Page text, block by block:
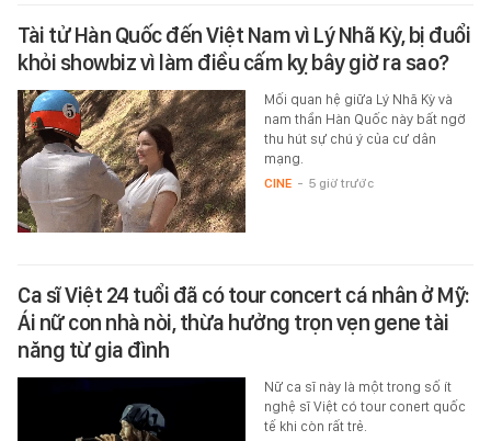
Tài tử Hàn Quốc đến Việt Nam vì Lý Nhã Kỳ, bị đuổi
khỏi showbiz vì làm điều cấm kỵ bây giờ ra sao?
Mối quan hệ giữa Lý Nhã Kỳ và
nam thần Hàn Quốc này bất ngờ
thu hút sự chú ý của cư dân
mạng.
CINE - 5 giờ trước
Ca sĩ Việt 24 tuổi đã có tour concert cá nhân ở Mỹ:
Ái nữ con nhà nòi, thừa hưởng trọn vẹn gene tài
năng từ gia đình
Nữ ca sĩ này là một trong số ít
nghệ sĩ Việt có tour conert quốc
tế khi còn rất trẻ.